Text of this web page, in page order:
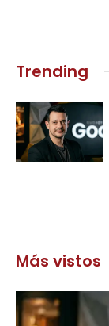
Trending
Más vistos